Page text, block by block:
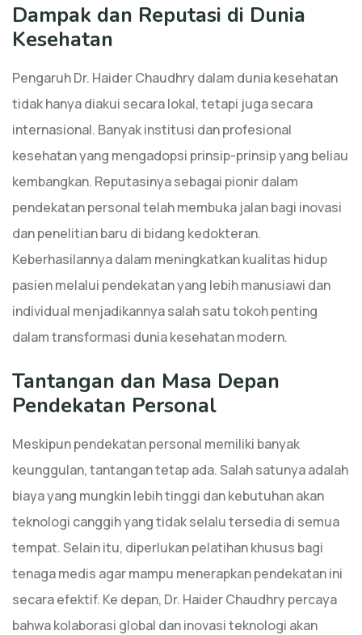
Dampak dan Reputasi di Dunia
Kesehatan
Pengaruh Dr. Haider Chaudhry dalam dunia kesehatan
tidak hanya diakui secara lokal, tetapi juga secara
internasional. Banyak institusi dan profesional
kesehatan yang mengadopsi prinsip-prinsip yang beliau
kembangkan. Reputasinya sebagai pionir dalam
pendekatan personal telah membuka jalan bagi inovasi
dan penelitian baru di bidang kedokteran.
Keberhasilannya dalam meningkatkan kualitas hidup
pasien melalui pendekatan yang lebih manusiawi dan
individual menjadikannya salah satu tokoh penting
dalam transformasi dunia kesehatan modern.
Tantangan dan Masa Depan
Pendekatan Personal
Meskipun pendekatan personal memiliki banyak
keunggulan, tantangan tetap ada. Salah satunya adalah
biaya yang mungkin lebih tinggi dan kebutuhan akan
teknologi canggih yang tidak selalu tersedia di semua
tempat. Selain itu, diperlukan pelatihan khusus bagi
tenaga medis agar mampu menerapkan pendekatan ini
secara efektif. Ke depan, Dr. Haider Chaudhry percaya
bahwa kolaborasi global dan inovasi teknologi akan